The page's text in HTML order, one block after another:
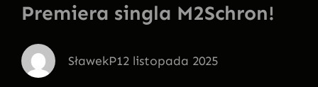
Premiera singla M2Schron!
SławekP12 listopada 2025